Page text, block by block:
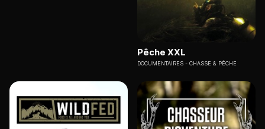
Pêche XXL
DOCUMENTAIRES CHASSE & PÊCHE